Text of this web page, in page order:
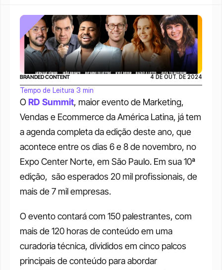
ORD Summit, maior evento de Marketing,
Vendas e Ecommerce da América Latina, já tem
a agenda completa da edição deste ano, que
acontece entre os dias 6 e 8 de novembro, no
Expo Center Norte, em São Paulo. Em sua 10ª
edição,  são esperados 20 mil profissionais, de
mais de 7 mil empresas.
O evento contará com 150 palestrantes, com
mais de 120 horas de conteúdo em uma
curadoria técnica, divididos em cinco palcos
principais de conteúdo para abordar
BRANDED CONTENT 4 DE OUT. DE 2024
Tempo de Leitura 3 min